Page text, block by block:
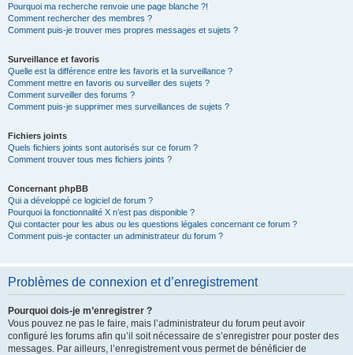
Pourquoi ma recherche renvoie une page blanche ?!
Comment rechercher des membres ?
Comment puis-je trouver mes propres messages et sujets ?
Surveillance et favoris
Quelle est la différence entre les favoris et la surveillance ?
Comment mettre en favoris ou surveiller des sujets ?
Comment surveiller des forums ?
Comment puis-je supprimer mes surveillances de sujets ?
Fichiers joints
Quels fichiers joints sont autorisés sur ce forum ?
Comment trouver tous mes fichiers joints ?
Concernant phpBB
Qui a développé ce logiciel de forum ?
Pourquoi la fonctionnalité X n’est pas disponible ?
Qui contacter pour les abus ou les questions légales concernant ce forum ?
Comment puis-je contacter un administrateur du forum ?
Problèmes de connexion et d’enregistrement
Pourquoi dois-je m’enregistrer ?
Vous pouvez ne pas le faire, mais l’administrateur du forum peut avoir
configuré les forums afin qu’il soit nécessaire de s’enregistrer pour poster des
messages. Par ailleurs, l’enregistrement vous permet de bénéficier de